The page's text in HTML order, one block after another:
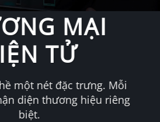
MẠI
TỬ
một nét đặc trưng. Mỗi
diện thương hiệu riêng
biệt.